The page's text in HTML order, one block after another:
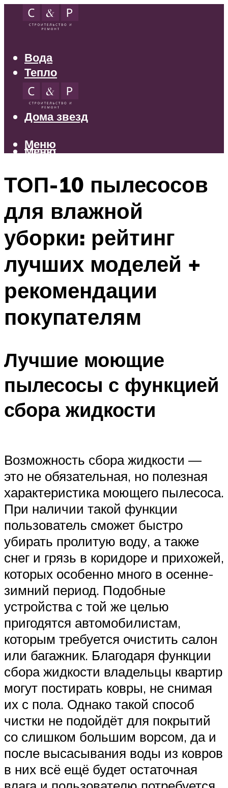
Вода
Тепло
Электрика
Свет
Дома звезд
Меню
Меню
ТОП-10 пылесосов
для влажной
уборки: рейтинг
лучших моделей +
рекомендации
покупателям
Лучшие моющие
пылесосы с функцией
сбора жидкости
Возможность сбора жидкости —
это не обязательная, но полезная
характеристика моющего пылесоса.
При наличии такой функции
пользователь сможет быстро
убирать пролитую воду, а также
снег и грязь в коридоре и прихожей,
которых особенно много в осенне-
зимний период. Подобные
устройства с той же целью
пригодятся автомобилистам,
которым требуется очистить салон
или багажник. Благодаря функции
сбора жидкости владельцы квартир
могут постирать ковры, не снимая
их с пола. Однако такой способ
чистки не подойдёт для покрытий
со слишком большим ворсом, да и
после высасывания воды из ковров
в них всё ещё будет остаточная